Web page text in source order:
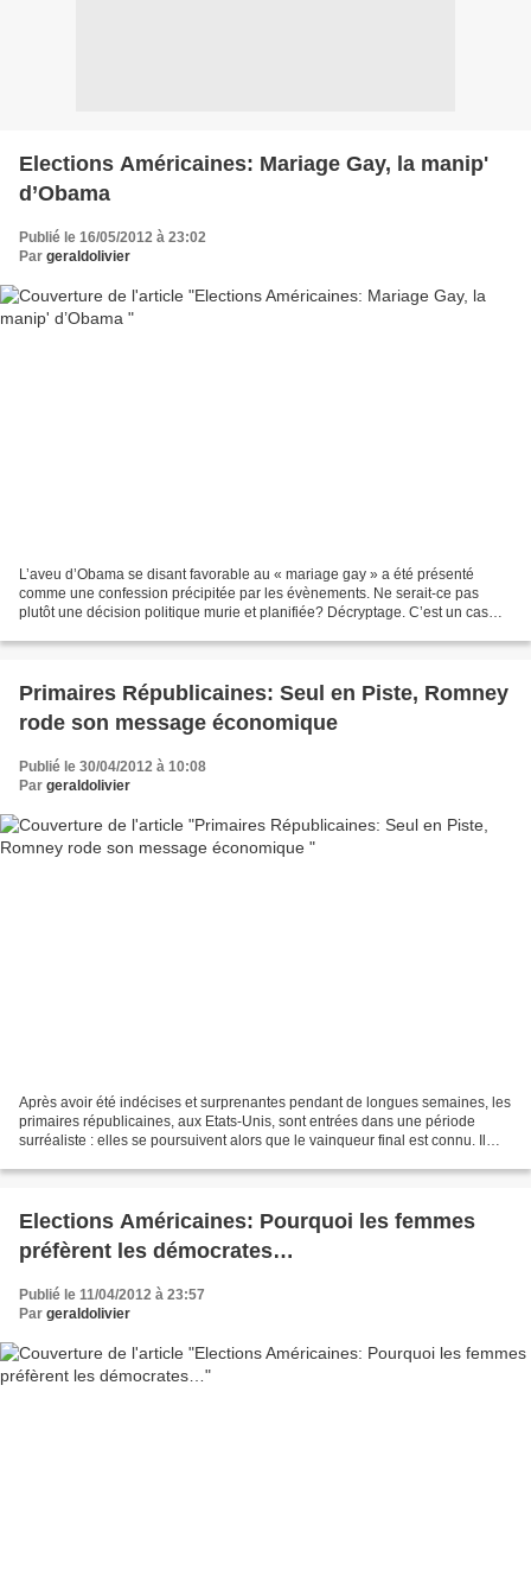
Elections Américaines: Mariage Gay, la manip'
d’Obama
Publié le 16/05/2012 à 23:02
Par geraldolivier
L’aveu d’Obama se disant favorable au « mariage gay » a été présenté
comme une confession précipitée par les évènements. Ne serait-ce pas
plutôt une décision politique murie et planifiée? Décryptage. C’est un cas
Primaires Républicaines: Seul en Piste, Romney
rode son message économique
Publié le 30/04/2012 à 10:08
Par geraldolivier
Après avoir été indécises et surprenantes pendant de longues semaines, les
primaires républicaines, aux Etats-Unis, sont entrées dans une période
surréaliste : elles se poursuivent alors que le vainqueur final est connu. Il
Elections Américaines: Pourquoi les femmes
préfèrent les démocrates…
Publié le 11/04/2012 à 23:57
Par geraldolivier